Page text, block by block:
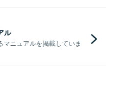
ル
ニュアルを掲載していま